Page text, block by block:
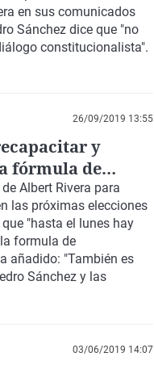
en sus comunicados
Sánchez dice que "no
constitucionalista".
26/09/2019 13:55
y
fórmula de
Vasco"
Albert Rivera para
las próximas elecciones
"hasta el lunes hay
formula de
añadido: "También es
Sánchez y las
03/06/2019 14:07